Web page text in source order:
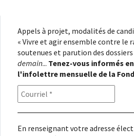
Appels à projet, modalités de
« Vivre et agir ensemble contre le
soutenues et parution des
demain... Tenez-vous informés
l'infolettre mensuelle de la
En renseignant votre adresse